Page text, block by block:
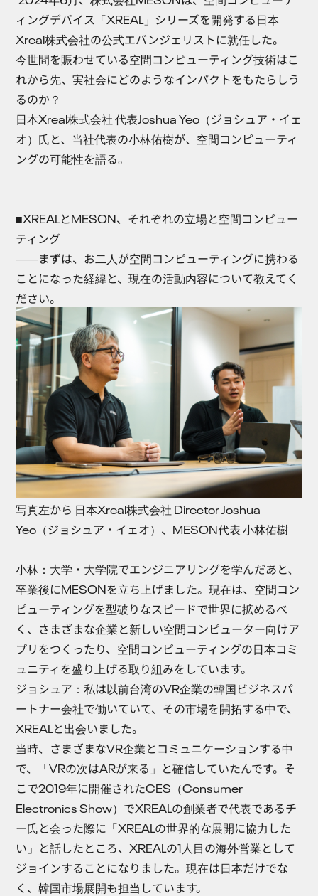
ィングデバイス「XREAL」シリーズを開発する日本
Xreal株式会社の公式エバンジェリストに就任した。
今世間を賑わせている空間コンピューティング技術はこ
れから先、実社会にどのようなインパクトをもたらしう
るのか？
日本Xreal株式会社 代表Joshua Yeo（ジョシュア・イェ
オ）氏と、当社代表の小林佑樹が、空間コンピューティ
ングの可能性を語る。
■XREALとMESON、それぞれの立場と空間コンピュー
ティング
――まずは、お二人が空間コンピューティングに携わる
ことになった経緯と、現在の活動内容について教えてく
ださい。
写真左から 日本Xreal株式会社 Director Joshua
Yeo（ジョシュア・イェオ）、MESON代表 小林佑樹
小林 ：大学・大学院でエンジニアリングを学んだあと、
卒業後にMESONを立ち上げました。現在は、空間コン
ピューティングを型破りなスピードで世界に拡めるべ
く、さまざまな企業と新しい空間コンピューター向けア
プリをつくったり、空間コンピューティングの日本コミ
ュニティを盛り上げる取り組みをしています。
ジョシュア ：私は以前台湾のVR企業の韓国ビジネスパ
ートナー会社で働いていて、その市場を開拓する中で、
XREALと出会いました。
当時、さまざまなVR企業とコミュニケーションする中
で、「VRの次はARが来る」と確信していたんです。そ
こで2019年に開催されたCES（Consumer
Electronics Show）でXREALの創業者で代表であるチ
ー氏と会った際に「XREALの世界的な展開に協力した
い」と話したところ、XREALの1人目の海外営業として
ジョインすることになりました。現在は日本だけでな
く、韓国市場展開も担当しています。